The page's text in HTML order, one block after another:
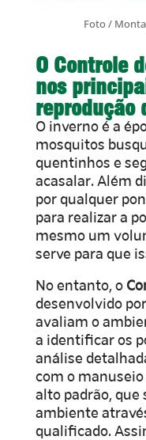
Foto /
O Controle
nos
reprodução
O inverno é a
mosquitos
quentinhos e
acasalar. Além
por qualquer
para realizar a
mesmo um
serve para que
No entanto, o
desenvolvido
avaliam o
a identificar os
análise
com o
alto padrão, que
ambiente
qualificado.